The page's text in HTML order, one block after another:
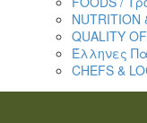
QUALITY
Έλληνες
CHEFS &